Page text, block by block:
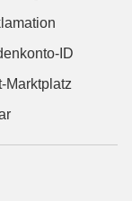
ID
Marktplatz